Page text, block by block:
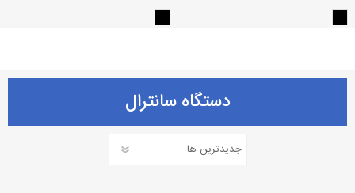
دستگاه سانترال